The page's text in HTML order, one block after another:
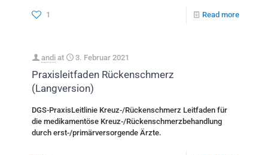
1 Read more
andi at 3. Februar 2021
Praxisleitfaden Rückenschmerz
(Langversion)
DGS-PraxisLeitlinie Kreuz-/Rückenschmerz Leitfaden für
die medikamentöse Kreuz-/Rückenschmerzbehandlung
durch erst-/primärversorgende Ärzte.